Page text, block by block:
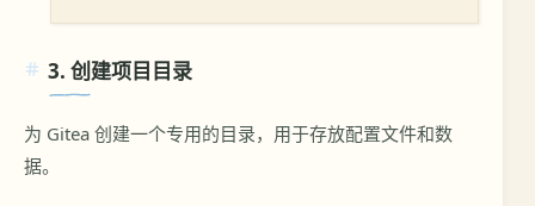
3. 创建项目目录
为 Gitea 创建一个专用的目录，用于存放配置文件和数
据。